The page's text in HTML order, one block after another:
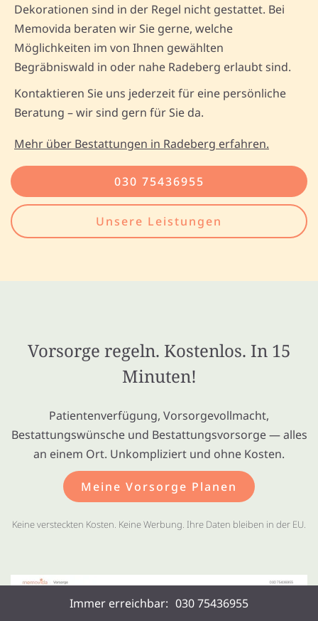
Dekorationen sind in der Regel nicht gestattet. Bei
Memovida beraten wir Sie gerne, welche
Möglichkeiten im von Ihnen gewählten
Begräbniswald in oder nahe Radeberg erlaubt sind.
Kontaktieren Sie uns jederzeit für eine persönliche
Beratung – wir sind gern für Sie da.
Mehr über Bestattungen in Radeberg erfahren.
030 75436955
Unsere Leistungen
Vorsorge regeln. Kostenlos. In 15
Minuten!
Patientenverfügung, Vorsorgevollmacht,
Bestattungswünsche und Bestattungsvorsorge — alles
an einem Ort. Unkompliziert und ohne Kosten.
Meine Vorsorge Planen
Keine versteckten Kosten. Keine Werbung. Ihre Daten bleiben in der EU.
Immer erreichbar: 030 75436955